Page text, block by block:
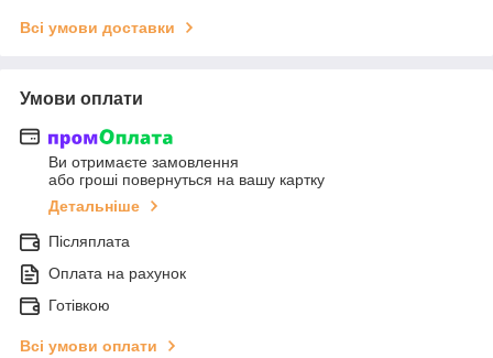
Всі умови доставки
Умови оплати
Ви отримаєте замовлення
або гроші повернуться на вашу картку
Детальніше
Післяплата
Оплата на рахунок
Готівкою
Всі умови оплати